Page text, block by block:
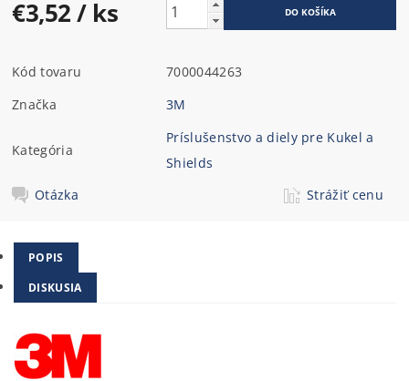
€3,52/ ks
Kód tovaru
7000044263
Značka
3M
Kategória
Príslušenstvo a diely pre Kukel a
Shields
Otázka
Strážiť cenu
POPIS
DISKUSIA